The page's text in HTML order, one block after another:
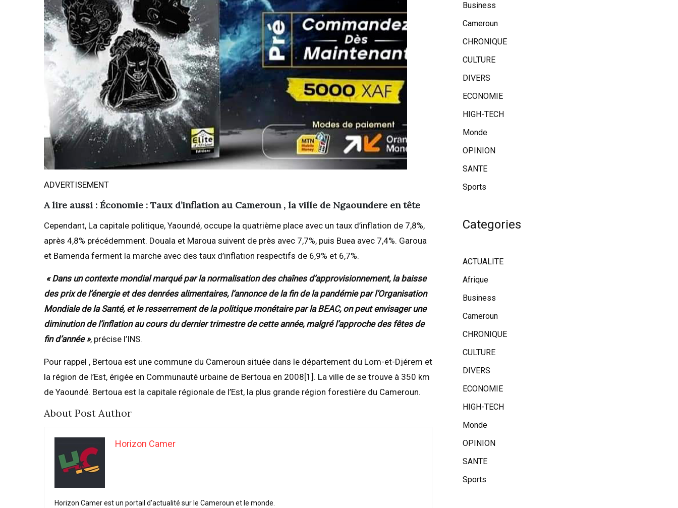
ADVERTISEMENT
A lire aussi : Économie : Taux d’inflation au Cameroun , la ville de Ngaoundere en tête
Cependant, La capitale politique, Yaoundé, occupe la quatrième place avec un taux d’inflation de 7,8%,
après 4,8% précédemment. Douala et Maroua suivent de près avec 7,7%, puis Buea avec 7,4%. Garoua
et Bamenda ferment la marche avec des taux d’inflation respectifs de 6,9% et 6,7%.
« Dans un contexte mondial marqué par la normalisation des chaînes d’approvisionnement, la baisse
des prix de l’énergie et des denrées alimentaires, l’annonce de la fin de la pandémie par l’Organisation
Mondiale de la Santé, et le resserrement de la politique monétaire par la BEAC, on peut envisager une
diminution de l’inflation au cours du dernier trimestre de cette année, malgré l’approche des fêtes de
fin d’année », précise l’INS.
Pour rappel , Bertoua est une commune du Cameroun située dans le département du Lom-et-Djérem et
la région de l’Est, érigée en Communauté urbaine de Bertoua en 2008[1]. La ville de se trouve à 350 km
de Yaoundé. Bertoua est la capitale régionale de l’Est, la plus grande région forestière du Cameroun.
About Post Author
Horizon Camer
Horizon Camer est un portail d’actualité sur le Cameroun et le monde.
Business
Cameroun
CHRONIQUE
CULTURE
DIVERS
ECONOMIE
HIGH-TECH
Monde
OPINION
SANTE
Sports
Categories
ACTUALITE
Afrique
Business
Cameroun
CHRONIQUE
CULTURE
DIVERS
ECONOMIE
HIGH-TECH
Monde
OPINION
SANTE
Sports